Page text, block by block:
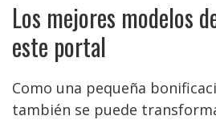
Los mejores modelos
este portal
Como una pequeña
también se puede